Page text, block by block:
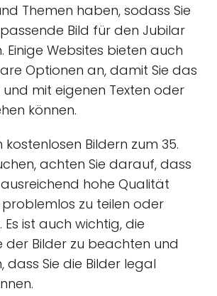
Themen haben, sodass Sie
Bild für den Jubilar
Einige Websites bieten auch
Optionen an, damit Sie das
mit eigenen Texten oder
können.
kostenlosen Bildern zum 35.
achten Sie darauf, dass
hohe Qualität
zu teilen oder
ist auch wichtig, die
der Bilder zu beachten und
dass Sie die Bilder legal